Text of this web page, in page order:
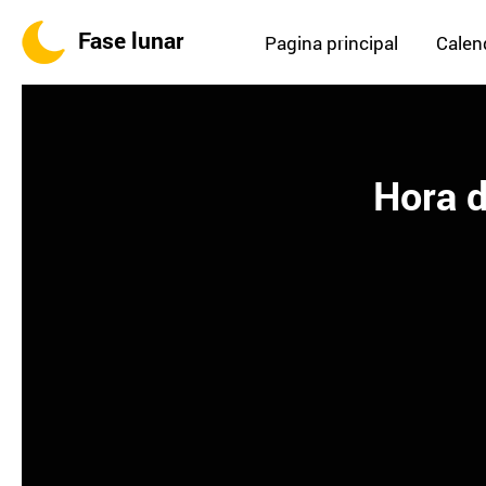
Fase lunar Pagina principal
Hora